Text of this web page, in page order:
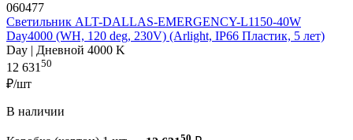
060477
Светильник ALT-DALLAS-EMERGENCY-L1150-40W
Day4000 (WH, 120 deg, 230V) (Arlight, IP66 Пластик, 5 лет)
Day | Дневной 4000 K
12 63150
₽/шт
В наличии
50